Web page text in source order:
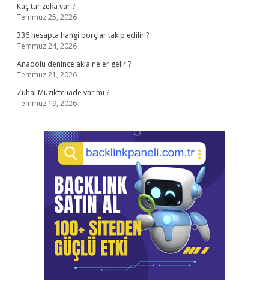
Kaç tür zeka var ?
Temmuz 25, 2026
336 hesapta hangi borçlar takip edilir ?
Temmuz 24, 2026
Anadolu denince akla neler gelir ?
Temmuz 21, 2026
Zuhal Müzik’te iade var mı ?
Temmuz 19, 2026